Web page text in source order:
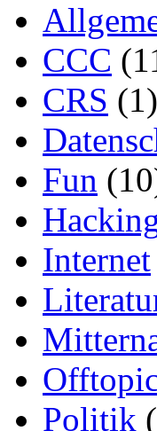
CCC
CRS (1)
Fun
Internet
Politik